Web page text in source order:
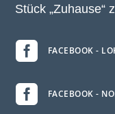
Stück „Zuhause“
 FACEBOOK -
 FACEBOOK -